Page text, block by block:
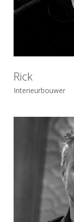
Rick
Interieurbouwer